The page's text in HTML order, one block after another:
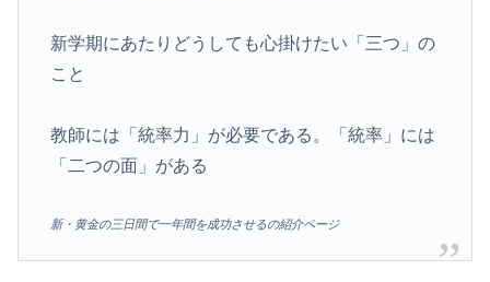
新学期にあたりどうしても心掛けたい「三つ」の
こと
教師には「統率力」が必要である。「統率」には
「二つの面」がある
新・黄金の三日間で一年間を成功させるの紹介ページ